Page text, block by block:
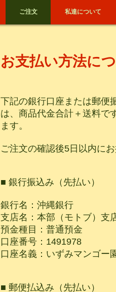
ご注文 私達について
お支払い方法に
下記の銀行口座または郵便
は、商品代金合計＋送料で
ます。
ご注文の確認後5日以内にお
■ 銀行振込み（先払い）
銀行名：沖縄銀行
支店名：本部（モトブ）支
預金種目：普通預金
口座番号：1491978
口座名義：いずみマンゴ
■ 郵便払込み（先払い）